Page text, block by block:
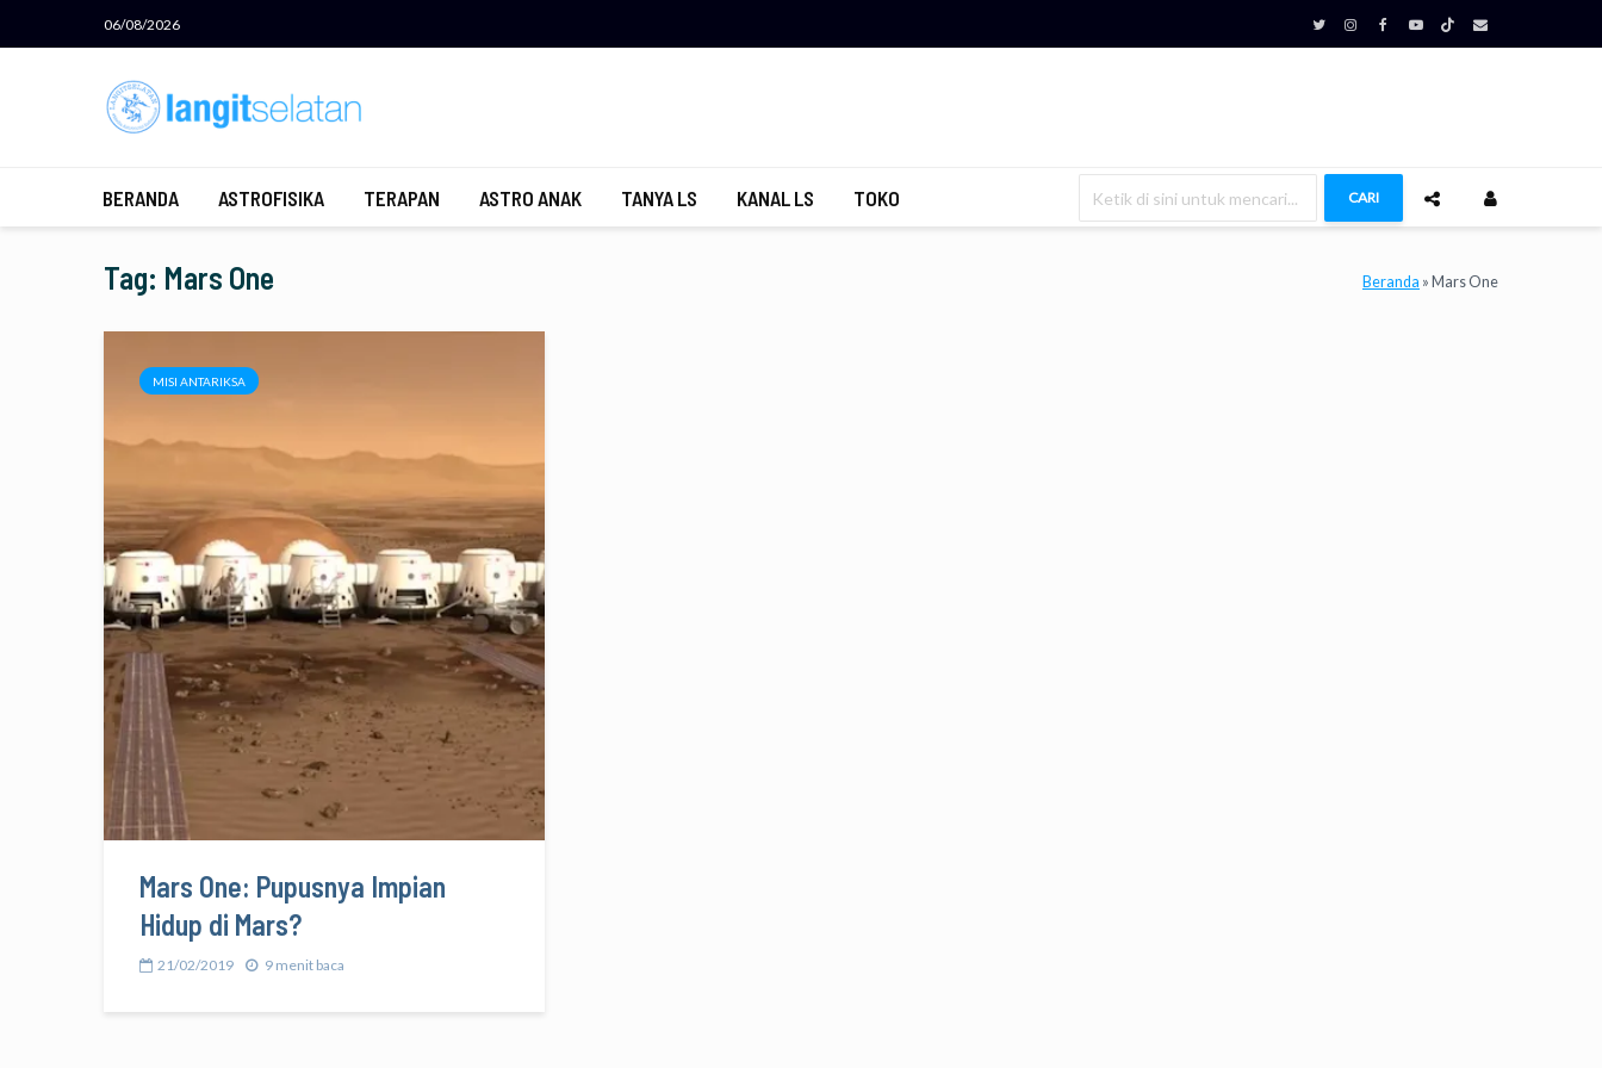
06/08/2026
BERANDA ASTROFISIKA TERAPAN ASTRO ANAK TANYA LS KANAL LS TOKO CARI
Tag: Mars One Beranda » Mars One
MISI ANTARIKSA
Mars One: Pupusnya Impian
Hidup di Mars?
21/02/2019 9 menit baca